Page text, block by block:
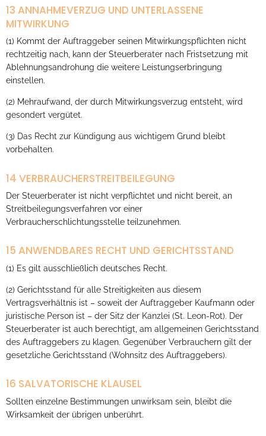
13 ANNAHMEVERZUG UND UNTERLASSENE
MITWIRKUNG
(1) Kommt der Auftraggeber seinen Mitwirkungspflichten nicht
rechtzeitig nach, kann der Steuerberater nach Fristsetzung mit
Ablehnungsandrohung die weitere Leistungserbringung
einstellen.
(2) Mehraufwand, der durch Mitwirkungsverzug entsteht, wird
gesondert vergütet.
(3) Das Recht zur Kündigung aus wichtigem Grund bleibt
vorbehalten.
14 VERBRAUCHERSTREITBEILEGUNG
Der Steuerberater ist nicht verpflichtet und nicht bereit, an
Streitbeilegungsverfahren vor einer
Verbraucherschlichtungsstelle teilzunehmen.
15 ANWENDBARES RECHT UND GERICHTSSTAND
(1) Es gilt ausschließlich deutsches Recht.
(2) Gerichtsstand für alle Streitigkeiten aus diesem
Vertragsverhältnis ist – soweit der Auftraggeber Kaufmann oder
juristische Person ist – der Sitz der Kanzlei (St. Leon-Rot). Der
Steuerberater ist auch berechtigt, am allgemeinen Gerichtsstand
des Auftraggebers zu klagen. Gegenüber Verbrauchern gilt der
gesetzliche Gerichtsstand (Wohnsitz des Auftraggebers).
16 SALVATORISCHE KLAUSEL
Sollten einzelne Bestimmungen unwirksam sein, bleibt die
Wirksamkeit der übrigen unberührt.